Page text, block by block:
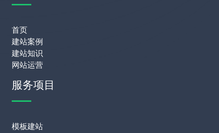
首页
建站案例
建站知识
网站运营
服务项目
模板建站